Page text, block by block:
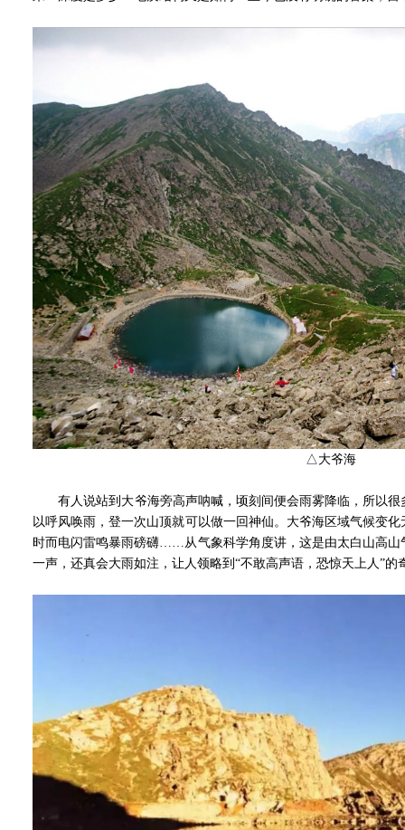
△大爷海
有人说站到大爷海旁高声呐喊，顷刻间便会雨雾降临，所以很
以呼风唤雨，登一次山顶就可以做一回神仙。大爷海区域气候变
时而电闪雷鸣暴雨磅礴……从气象科学角度讲，这是由太白山高山
一声，还真会大雨如注，让人领略到“不敢高声语，恐惊天上人”的